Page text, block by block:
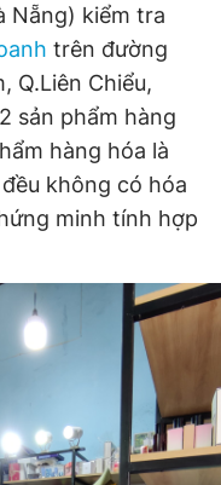
quảng cáo
404
soạn Chính sách bảo
Nẵng) kiểm tra
trên đường
Q.Liên Chiểu,
sản phẩm hàng
hàng hóa là
không có hóa
minh tính hợp